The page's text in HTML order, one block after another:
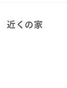
近くの家